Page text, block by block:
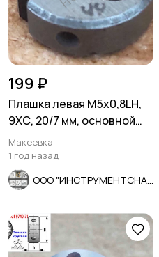
199 ₽
Плашка левая М5х0,8LH,
9ХС, 20/7 мм, основной
шаг, ГОСТ 9740-71.
Макеевка
1 год назад